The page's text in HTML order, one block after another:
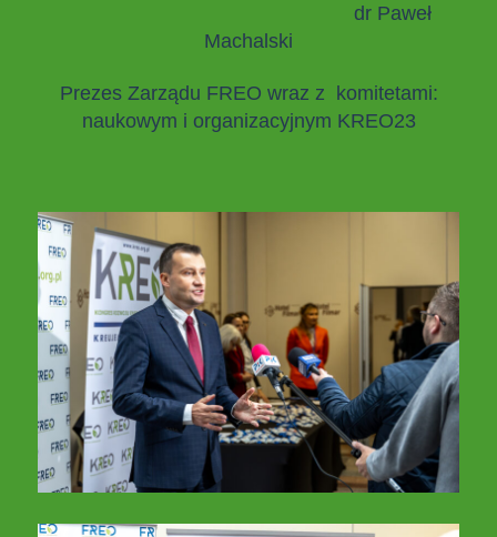
dr Paweł
Machalski
Prezes Zarządu FREO wraz z komitetami:
naukowym i organizacyjnym KREO23